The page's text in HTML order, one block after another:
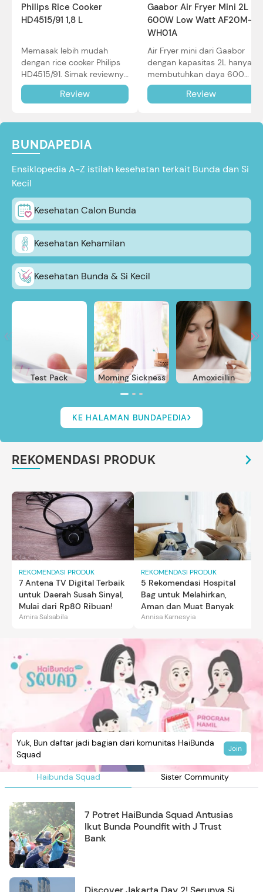
Philips Rice Cooker
HD4515/91 1,8 L
Memasak lebih mudah
dengan rice cooker Philips
HD4515/91. Simak reviewnya
di sini.
Review
Gaabor Air Fryer Mini 2L
600W Low Watt AF20M-
WH01A
Air Fryer mini dari Gaabor
dengan kapasitas 2L hanya
membutuhkan daya 600W
dalam pemakaian. Simak
review selengkapnya di sini.
Review
BUNDAPEDIA
Ensiklopedia A-Z istilah kesehatan terkait Bunda dan Si
Kecil
Kesehatan Calon Bunda
Kesehatan Kehamilan
Kesehatan Bunda & Si Kecil
Test Pack Morning Sickness Amoxicillin
KE HALAMAN BUNDAPEDIA
REKOMENDASI PRODUK
REKOMENDASI PRODUK
7 Antena TV Digital Terbaik
untuk Daerah Susah Sinyal,
Mulai dari Rp80 Ribuan!
Amira Salsabila
REKOMENDASI PRODUK
5 Rekomendasi Hospital
Bag untuk Melahirkan,
Aman dan Muat Banyak
Annisa Karnesyia
Haibunda Squad Sister Community
Yuk, Bun daftar jadi bagian dari komunitas HaiBunda
Squad
Join
7 Potret HaiBunda Squad Antusias
Ikut Bunda Poundfit with J Trust
Bank